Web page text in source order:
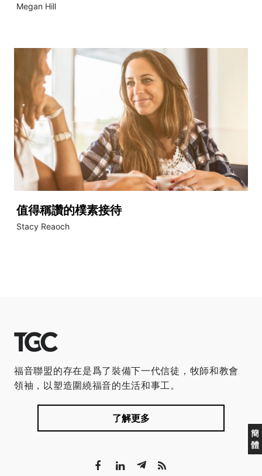
Megan Hill
值得稱讚的樸素接待
Stacy Reaoch
簡
體
福音聯盟的存在是爲了裝備下一代信徒，牧師和教會
領袖，以塑造圍繞福音的生活和事工。
了解更多